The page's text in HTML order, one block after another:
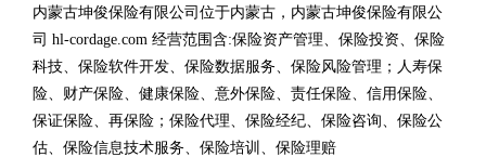
内蒙古坤俊保险有限公司位于内蒙古，内蒙古坤俊保险有限公
司 hl-cordage.com 经营范围含:保险资产管理、保险投资、保险
科技、保险软件开发、保险数据服务、保险风险管理；人寿保
险、财产保险、健康保险、意外保险、责任保险、信用保险、
保证保险、再保险；保险代理、保险经纪、保险咨询、保险公
估、保险信息技术服务、保险培训、保险理赔